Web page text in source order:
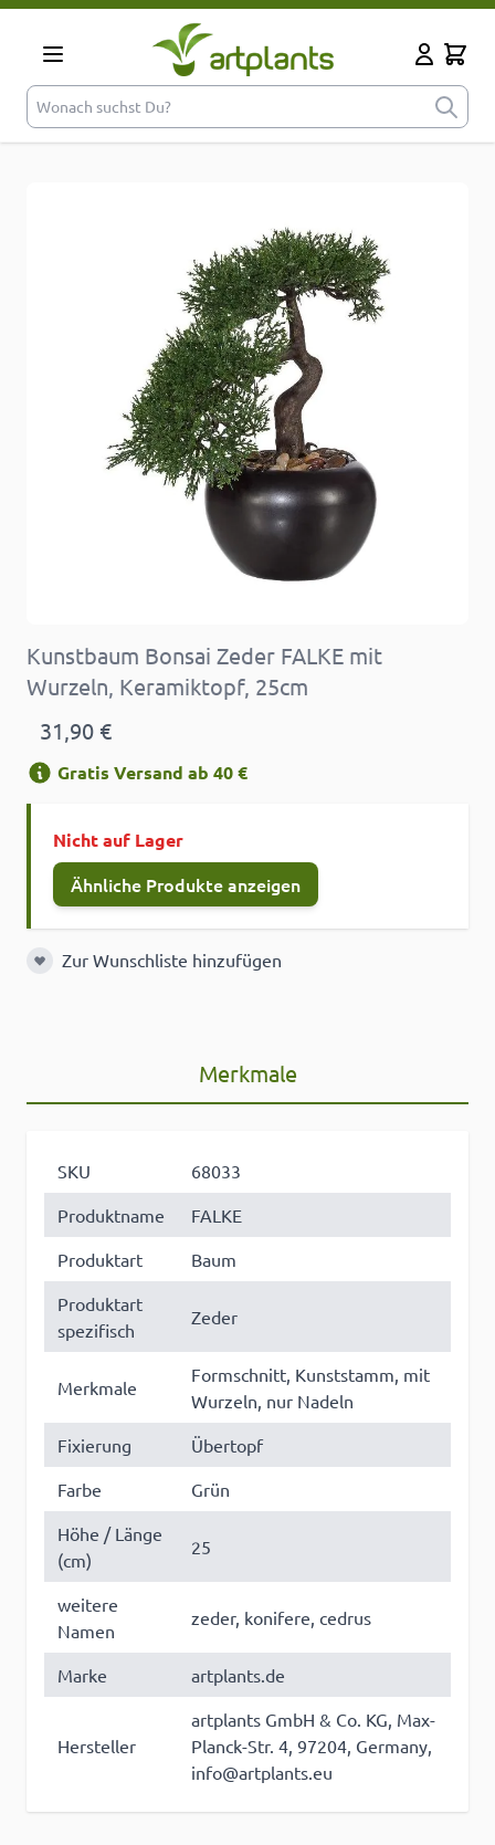
Zum Inhalt springen
Cart
Kunstbaum Bonsai Zeder FALKE mit
Wurzeln, Keramiktopf, 25cm
31,90 €
Gratis Versand ab 40 €
Nicht auf Lager
Ähnliche Produkte anzeigen
Zur Wunschliste hinzufügen
Zur Wunschliste hinzufügen
Merkmale
SKU
68033
Produktname
FALKE
Produktart
Baum
Produktart
spezifisch
Zeder
Merkmale
Formschnitt, Kunststamm, mit
Wurzeln, nur Nadeln
Fixierung
Übertopf
Farbe
Grün
Höhe / Länge
(cm)
25
weitere
Namen
zeder, konifere, cedrus
Marke artplants.de
Hersteller
artplants GmbH & Co. KG, Max-
Planck-Str. 4, 97204, Germany,
info@artplants.eu